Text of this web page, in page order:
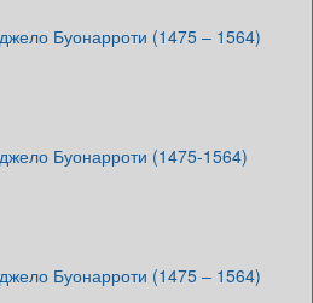
Буонарроти (1475 – 1564)
Буонарроти (1475-1564)
Буонарроти (1475 – 1564)